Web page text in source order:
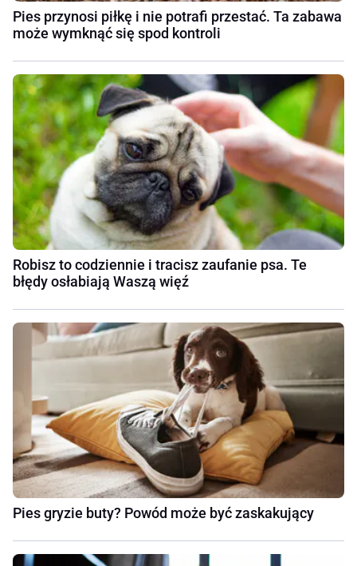
Pies przynosi piłkę i nie potrafi przestać. Ta zabawa
może wymknąć się spod kontroli
Robisz to codziennie i tracisz zaufanie psa. Te
błędy osłabiają Waszą więź
Pies gryzie buty? Powód może być zaskakujący